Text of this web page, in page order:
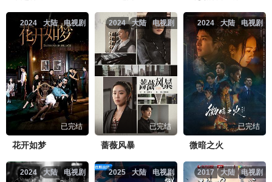
电视剧
大陆
2024
已完结
花开如梦
电视剧
大陆
2024
已完结
蔷薇风暴
电视剧
大陆
2024
已完结
微暗之火
电视剧
大陆
2024 电视剧
大陆
2025 电视剧
大陆
2017